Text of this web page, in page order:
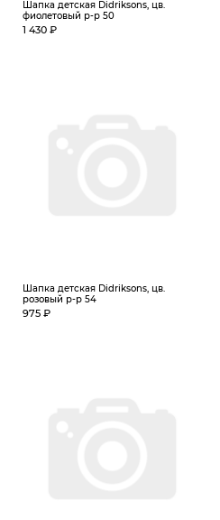
Шапка детская Didriksons, цв.
фиолетовый р-р 50
1 430 ₽
Шапка детская Didriksons, цв.
розовый р-р 54
975 ₽